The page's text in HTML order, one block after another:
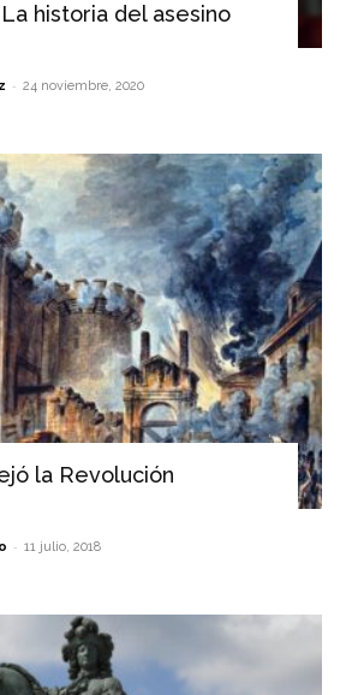
historia del asesino
- 24 noviembre, 2020
la Revolución
- 11 julio, 2018